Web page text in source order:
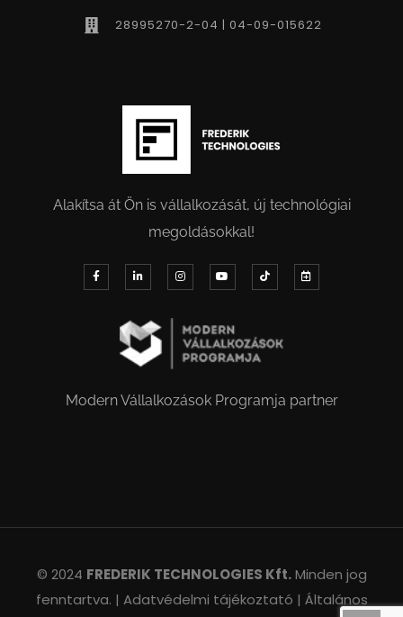
28995270-2-04 | 04-09-015622
Alakítsa át Ön is vállalkozását, új technológiai
megoldásokkal!
Modern Vállalkozások Programja partner
© 2024 FREDERIK TECHNOLOGIES Kft.Minden jog
fenntartva. | Adatvédelmi tájékoztató | Általános